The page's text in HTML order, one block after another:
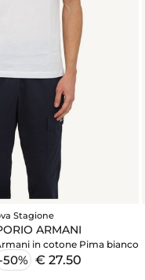
Stagione
ARMANI
in cotone Pima bianco
50% € 27.50